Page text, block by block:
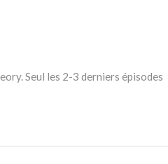
Seul les 2-3 derniers épisodes